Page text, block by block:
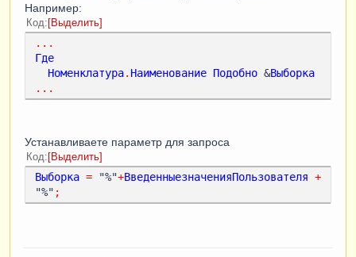
Например:
Код Выделить
...
Где
Номенклатура. Наименование Подобно &Выборка
...
Устанавливаете параметр для запроса
Код Выделить
Выборка = "%"+ВведенныезначенияПользователя +
"%" ;